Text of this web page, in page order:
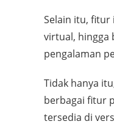
Selain itu, fitur
virtual, hingga
pengalaman
Tidak hanya
berbagai fitur
tersedia di